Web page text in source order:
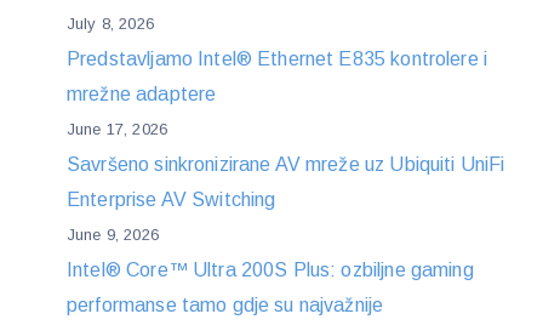
July 8, 2026
Predstavljamo Intel® Ethernet E835 kontrolere i
mrežne adaptere
June 17, 2026
Savršeno sinkronizirane AV mreže uz Ubiquiti UniFi
Enterprise AV Switching
June 9, 2026
Intel® Core™ Ultra 200S Plus: ozbiljne gaming
performanse tamo gdje su najvažnije